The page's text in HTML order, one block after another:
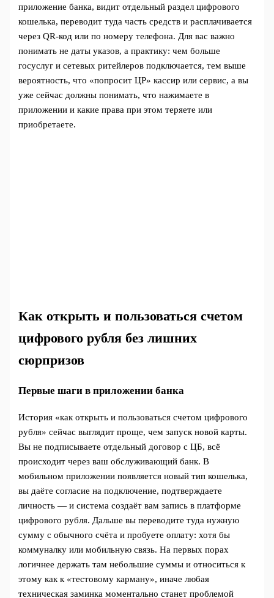
приложение банка, видит отдельный раздел цифрового
кошелька, переводит туда часть средств и расплачивается
через QR‑код или по номеру телефона. Для вас важно
понимать не даты указов, а практику: чем больше
госуслуг и сетевых ритейлеров подключается, тем выше
вероятность, что «попросит ЦР» кассир или сервис, а вы
уже сейчас должны понимать, что нажимаете в
приложении и какие права при этом теряете или
приобретаете.
Как открыть и пользоваться счетом
цифрового рубля без лишних
сюрпризов
Первые шаги в приложении банка
История «как открыть и пользоваться счетом цифрового
рубля» сейчас выглядит проще, чем запуск новой карты.
Вы не подписываете отдельный договор с ЦБ, всё
происходит через ваш обслуживающий банк. В
мобильном приложении появляется новый тип кошелька,
вы даёте согласие на подключение, подтверждаете
личность — и система создаёт вам запись в платформе
цифрового рубля. Дальше вы переводите туда нужную
сумму с обычного счёта и пробуете оплату: хотя бы
коммуналку или мобильную связь. На первых порах
логичнее держать там небольшие суммы и относиться к
этому как к «тестовому карману», иначе любая
техническая заминка моментально станет проблемой